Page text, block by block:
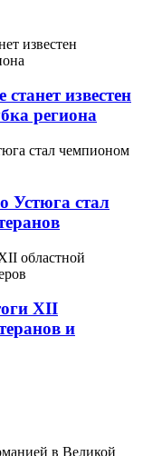
известен
региона
Устюга стал
XII
и